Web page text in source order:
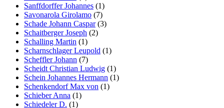
Sanffdorffer Johannes (1)
Savonarola Girolamo (7)
Schade Johann Caspar(3)
Schaitberger Joseph (2)
Schalling Martin (1)
Scharnschlager Leupold (1)
Scheffler Johann (7)
Scheidt Christian Ludwig (1)
Schein Johannes Hermann (1)
Schenkendorf Max von (1)
Schieber Anna (1)
Schiedeler D. (1)